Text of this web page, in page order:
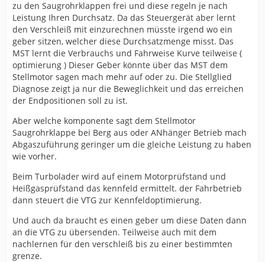
zu den Saugrohrklappen frei und diese regeln je nach
Leistung Ihren Durchsatz. Da das Steuergerät aber lernt
den Verschleiß mit einzurechnen müsste irgend wo ein
geber sitzen, welcher diese Durchsatzmenge misst. Das
MST lernt die Verbrauchs und Fahrweise Kurve teilweise (
optimierung ) Dieser Geber könnte über das MST dem
Stellmotor sagen mach mehr auf oder zu. Die Stellglied
Diagnose zeigt ja nur die Beweglichkeit und das erreichen
der Endpositionen soll zu ist.
Aber welche komponente sagt dem Stellmotor
Saugrohrklappe bei Berg aus oder ANhänger Betrieb mach
Abgaszuführung geringer um die gleiche Leistung zu haben
wie vorher.
Beim Turbolader wird auf einem Motorprüfstand und
Heißgasprüfstand das kennfeld ermittelt. der Fahrbetrieb
dann steuert die VTG zur Kennfeldoptimierung.
Und auch da braucht es einen geber um diese Daten dann
an die VTG zu übersenden. Teilweise auch mit dem
nachlernen für den verschleiß bis zu einer bestimmten
grenze.